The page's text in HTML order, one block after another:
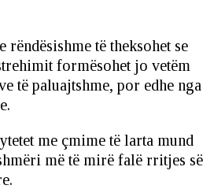
rëndësishme të theksohet se
formësohet jo vetëm
të paluajtshme, por edhe nga
me çmime të larta mund
më të mirë falë rritjes së